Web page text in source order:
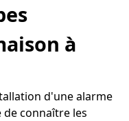
à
d'une alarme
de connaître les